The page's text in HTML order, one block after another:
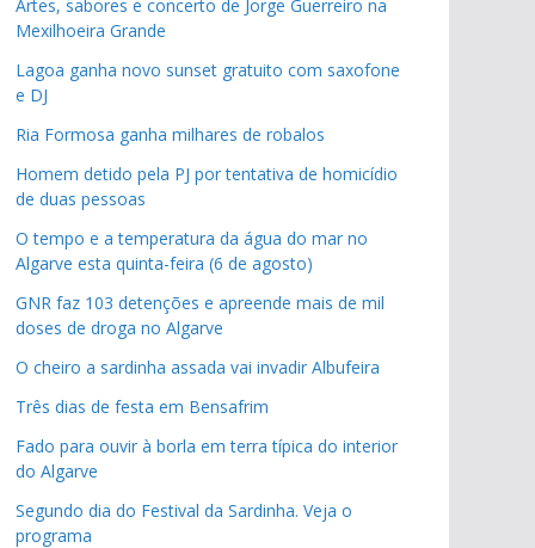
Artes, sabores e concerto de Jorge Guerreiro na
Mexilhoeira Grande
Lagoa ganha novo sunset gratuito com saxofone
e DJ
Ria Formosa ganha milhares de robalos
Homem detido pela PJ por tentativa de homicídio
de duas pessoas
O tempo e a temperatura da água do mar no
Algarve esta quinta-feira (6 de agosto)
GNR faz 103 detenções e apreende mais de mil
doses de droga no Algarve
O cheiro a sardinha assada vai invadir Albufeira
Três dias de festa em Bensafrim
Fado para ouvir à borla em terra típica do interior
do Algarve
Segundo dia do Festival da Sardinha. Veja o
programa